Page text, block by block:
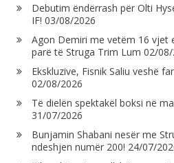
Debutim ëndërrash për Olti
IF! 03/08/2026
Agon Demiri me vetëm 16 vjet
parë të Struga Trim Lum 02/
Ekskluzive, Fisnik Saliu veshë
02/08/2026
Të dielën spektakël boksi në
31/07/2026
Bunjamin Shabani nesër me
ndeshjen numër 200! 24/07/